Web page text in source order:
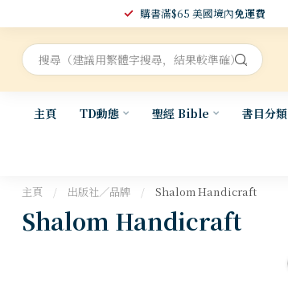
購書滿$65 美國境內免運費
主頁 TD動態 聖經 Bible 書目分類
主頁 / 出版社／品牌 / Shalom Handicraft
Shalom Handicraft